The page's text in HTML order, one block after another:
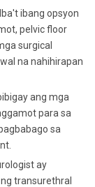
Iba't ibang opsyon
pelvic floor
surgical
na nahihirapan
ang mga
para sa
sa
ay
transurethral